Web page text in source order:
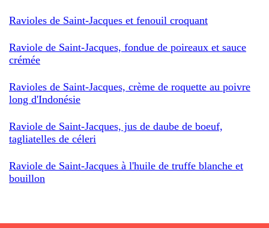
Ravioles de Saint-Jacques et fenouil croquant
Raviole de Saint-Jacques, fondue de poireaux et sauce
crémée
Ravioles de Saint-Jacques, crème de roquette au poivre
long d'Indonésie
Raviole de Saint-Jacques, jus de daube de boeuf,
tagliatelles de céleri
Raviole de Saint-Jacques à l'huile de truffe blanche et
bouillon